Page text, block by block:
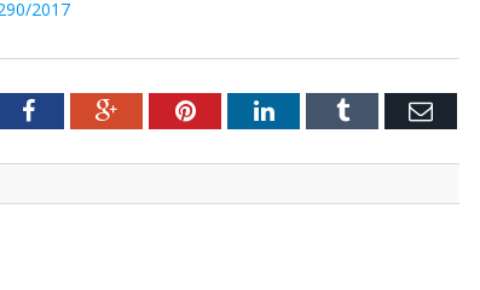
2017
FacebookGoogle+PinterestLinkedInTumblr Email